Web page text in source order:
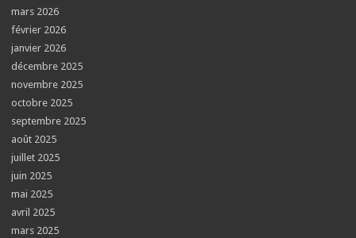
mars 2026
février 2026
janvier 2026
décembre 2025
novembre 2025
octobre 2025
septembre 2025
août 2025
juillet 2025
juin 2025
mai 2025
avril 2025
mars 2025